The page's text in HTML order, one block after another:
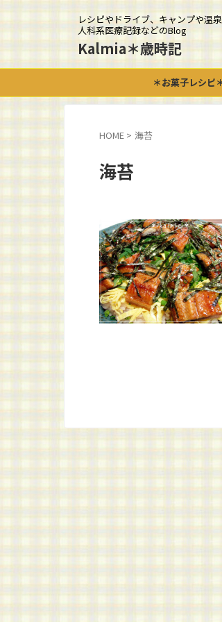
レシピやドライブ、キャンプや温
人科系医療記録などのBlog
Kalmia＊歳時記
＊お菓子レシピ
HOME > 海苔
海苔